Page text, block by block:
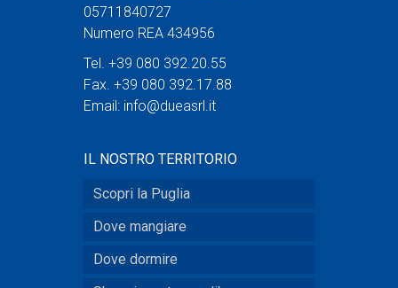
05711840727
Numero REA 434956
Tel. +39 080 392.20.55
Fax. +39 080 392.17.88
Email: info@dueasrl.it
IL NOSTRO TERRITORIO
Scopri la Puglia
Dove mangiare
Dove dormire